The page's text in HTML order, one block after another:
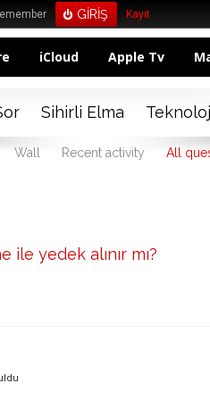
Kayıt
iCloud Apple Tv
Sihirli Elma
Wall Recent activity All
yedek alınır mı?